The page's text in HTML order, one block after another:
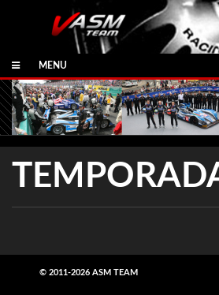
MENU
© 2011-2026 ASM TEAM